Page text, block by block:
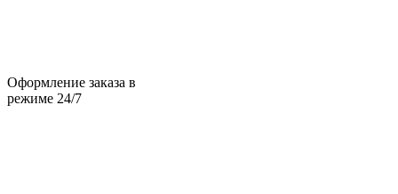
Оформление заказа в
режиме 24/7